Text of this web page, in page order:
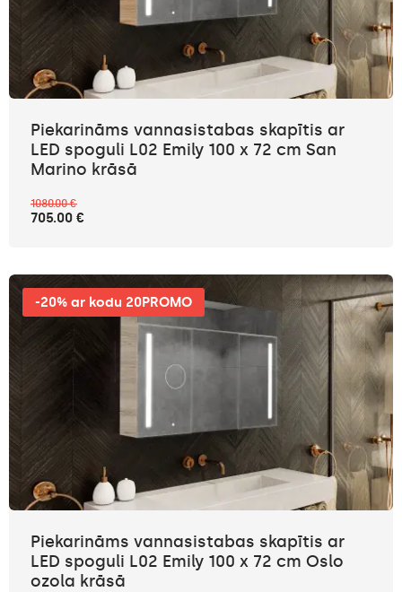
Piekarināms vannasistabas skapītis ar
LED spoguli L02 Emily 100 x 72 cm San
Marino krāsā
1080.00 €
705.00 €
-20% ar kodu 20PROMO
Piekarināms vannasistabas skapītis ar
LED spoguli L02 Emily 100 x 72 cm Oslo
ozola krāsā